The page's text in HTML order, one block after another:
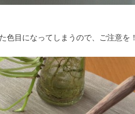
色目になってしまうので、ご注意を！